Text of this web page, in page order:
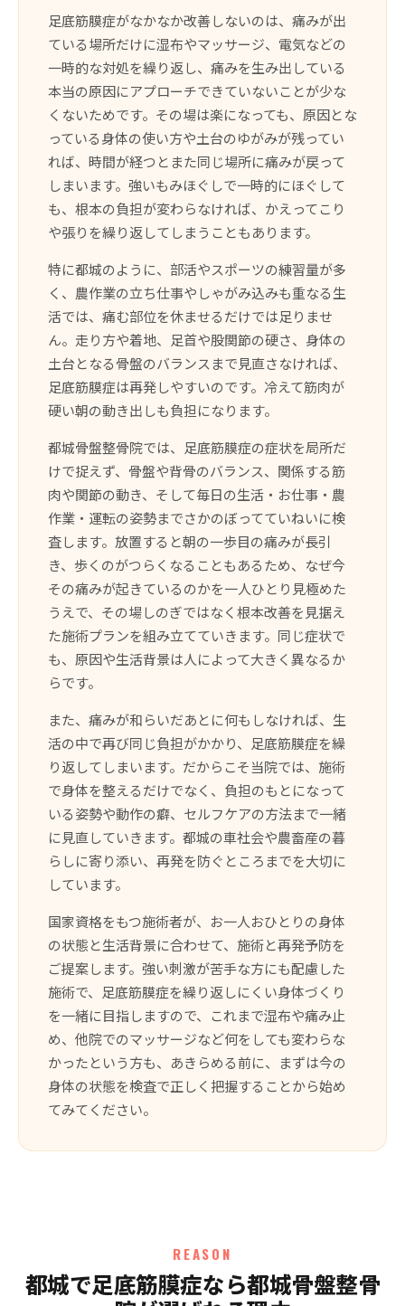
足底筋膜症がなかなか改善しないのは、痛みが出
ている場所だけに湿布やマッサージ、電気などの
一時的な対処を繰り返し、痛みを生み出している
本当の原因にアプローチできていないことが少な
くないためです。その場は楽になっても、原因とな
っている身体の使い方や土台のゆがみが残ってい
れば、時間が経つとまた同じ場所に痛みが戻って
しまいます。強いもみほぐしで一時的にほぐして
も、根本の負担が変わらなければ、かえってこり
や張りを繰り返してしまうこともあります。
特に都城のように、部活やスポーツの練習量が多
く、農作業の立ち仕事やしゃがみ込みも重なる生
活では、痛む部位を休ませるだけでは足りませ
ん。走り方や着地、足首や股関節の硬さ、身体の
土台となる骨盤のバランスまで見直さなければ、
足底筋膜症は再発しやすいのです。冷えて筋肉が
硬い朝の動き出しも負担になります。
都城骨盤整骨院では、足底筋膜症の症状を局所だ
けで捉えず、骨盤や背骨のバランス、関係する筋
肉や関節の動き、そして毎日の生活・お仕事・農
作業・運転の姿勢までさかのぼってていねいに検
査します。放置すると朝の一歩目の痛みが長引
き、歩くのがつらくなることもあるため、なぜ今
その痛みが起きているのかを一人ひとり見極めた
うえで、その場しのぎではなく根本改善を見据え
た施術プランを組み立てていきます。同じ症状で
も、原因や生活背景は人によって大きく異なるか
らです。
また、痛みが和らいだあとに何もしなければ、生
活の中で再び同じ負担がかかり、足底筋膜症を繰
り返してしまいます。だからこそ当院では、施術
で身体を整えるだけでなく、負担のもとになって
いる姿勢や動作の癖、セルフケアの方法まで一緒
に見直していきます。都城の車社会や農畜産の暮
らしに寄り添い、再発を防ぐところまでを大切に
しています。
国家資格をもつ施術者が、お一人おひとりの身体
の状態と生活背景に合わせて、施術と再発予防を
ご提案します。強い刺激が苦手な方にも配慮した
施術で、足底筋膜症を繰り返しにくい身体づくり
を一緒に目指しますので、これまで湿布や痛み止
め、他院でのマッサージなど何をしても変わらな
かったという方も、あきらめる前に、まずは今の
身体の状態を検査で正しく把握することから始め
てみてください。
REASON
都城で足底筋膜症なら都城骨盤整骨